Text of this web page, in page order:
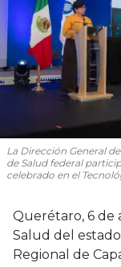
La Dirección General
de Salud federal
celebrado en el
Querétaro, 6 de
Salud del
Regional de